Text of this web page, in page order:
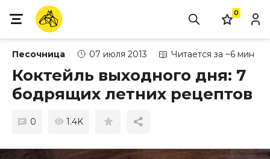
0
Песочница 07 июля 2013 Читается за ~6 мин
Коктейль выходного дня: 7
бодрящих летних рецептов
0 1.4K